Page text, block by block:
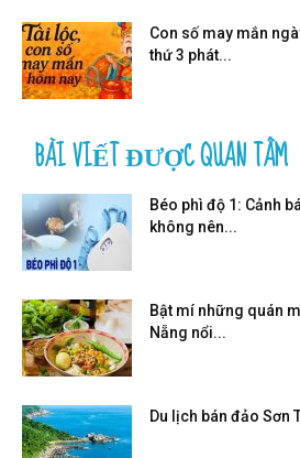
Con số may mắn
thứ 3 phát...
BÀI VIẾT ĐƯỢC QUAN TÂM
Béo phì độ 1: Cảnh
không nên...
Bật mí những quán
Nẵng nổi...
Du lịch bán đảo Sơn